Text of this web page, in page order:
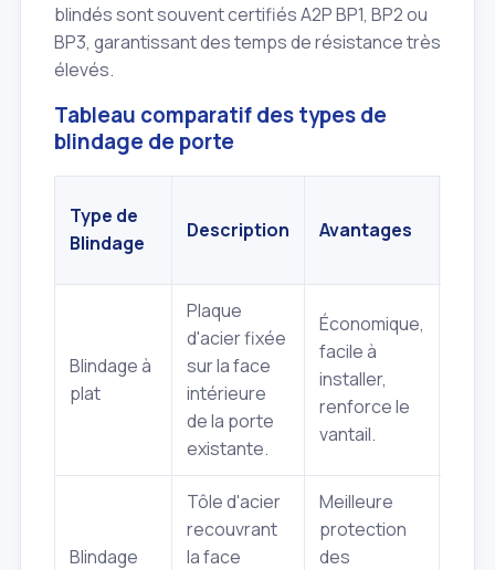
blindés sont souvent certifiés A2P BP1, BP2 ou
BP3, garantissant des temps de résistance très
élevés.
Tableau comparatif des types de
blindage de porte
Type de
Blindage
Description Avantages
Blindage à
plat
Plaque
d'acier fixée
sur la face
intérieure
de la porte
existante.
Économique,
facile à
installer,
renforce le
vantail.
Blindage
Tôle d'acier
recouvrant
la face
Meilleure
protection
des